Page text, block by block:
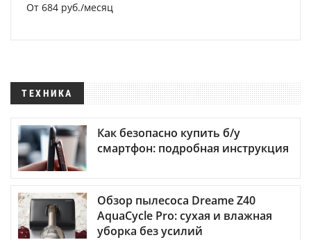
От 684 руб./месяц
ТЕХНИКА
Как безопасно купить б/у
смартфон: подробная инструкция
Обзор пылесоса Dreame Z40
AquaCycle Pro: сухая и влажная
уборка без усилий